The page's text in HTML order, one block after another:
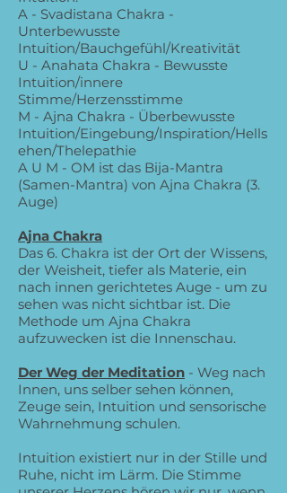
A - Svadistana Chakra -
Unterbewusste
Intuition/Bauchgefühl/Kreativität
U - Anahata Chakra - Bewusste
Intuition/innere
Stimme/Herzensstimme
M - Ajna Chakra - Überbewusste
Intuition/Eingebung/Inspiration/Hells
ehen/Thelepathie
A U M - OM ist das Bija-Mantra
(Samen-Mantra) von Ajna Chakra (3.
Auge)
Ajna Chakra
Das 6. Chakra ist der Ort der Wissens,
der Weisheit, tiefer als Materie, ein
nach innen gerichtetes Auge - um zu
sehen was nicht sichtbar ist. Die
Methode um Ajna Chakra
aufzuwecken ist die Innenschau.
Der Weg der Meditation - Weg nach
Innen, uns selber sehen können,
Zeuge sein, Intuition und sensorische
Wahrnehmung schulen.
Intuition existiert nur in der Stille und
Ruhe, nicht im Lärm. Die Stimme